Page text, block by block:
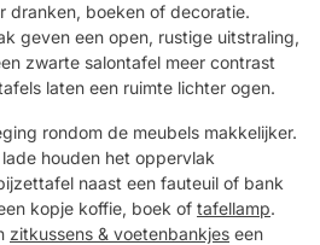
dranken, boeken of decoratie.
geven een open, rustige uitstraling,
zwarte salontafel meer contrast
laten een ruimte lichter ogen.
rondom de meubels makkelijker.
houden het oppervlak
naast een fauteuil of bank
kopje koffie, boek of tafellamp.
zitkussens & voetenbankjes een